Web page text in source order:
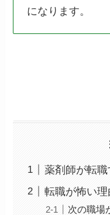
になります。
薬剤師が転
転職が怖い
次の職場